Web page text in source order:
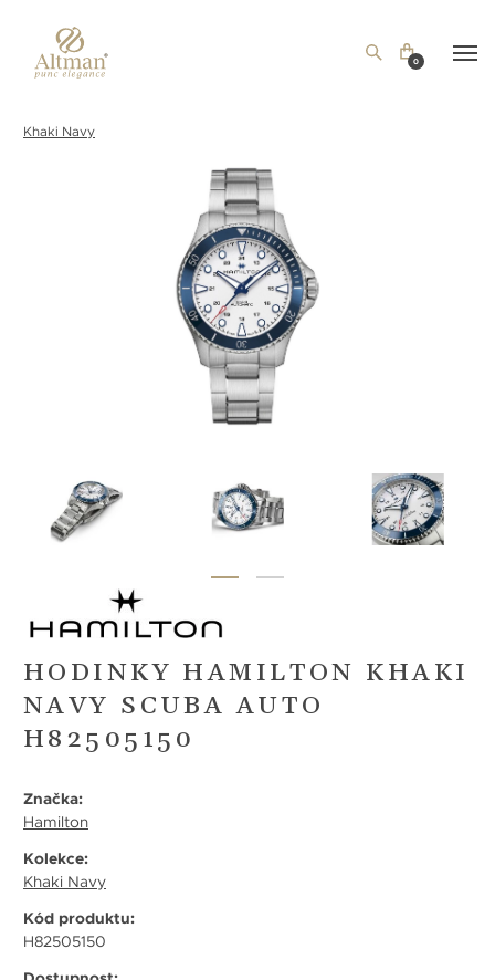
0
Khaki Navy
HODINKY HAMILTON KHAKI
NAVY SCUBA AUTO
H82505150
Značka:
Hamilton
Kolekce:
Khaki Navy
Kód produktu:
H82505150